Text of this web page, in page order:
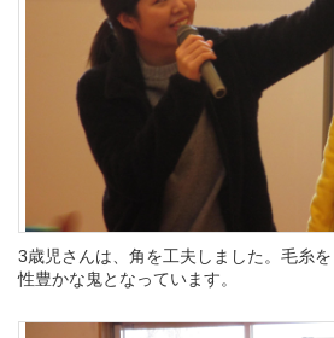
3歳児さんは、角を工夫しました。毛糸
性豊かな鬼となっています。